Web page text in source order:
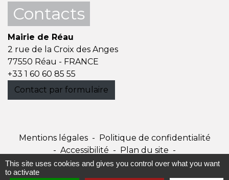
Contacts
Mairie de Réau
2 rue de la Croix des Anges
77550 Réau - FRANCE
+33 1 60 60 85 55
Contact par formulaire
Mentions légales - Politique de confidentialité
- Accessibilité - Plan du site -
Gestion des cookies
This site uses cookies and gives you control over what you want
to activate